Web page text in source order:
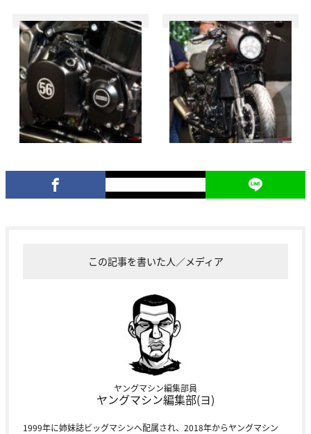
この記事を書いた人／メディア
ヤングマシン編集部員
ヤングマシン編集部(ヨ)
1999年に姉妹誌ビッグマシンへ配属され、2018年からヤングマシン